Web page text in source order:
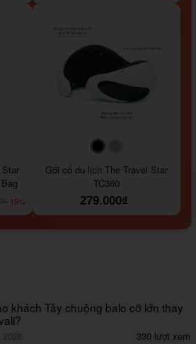
-15%
#000000
Gối cổ du lịch The Travel Star
TC360
279.000₫
khách Tây chuộng balo cỡ lớn thay
330 lượt xem